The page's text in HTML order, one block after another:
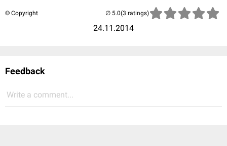
© Copyright
24.11.2014
(3 ratings)
Feedback
Write a comment...